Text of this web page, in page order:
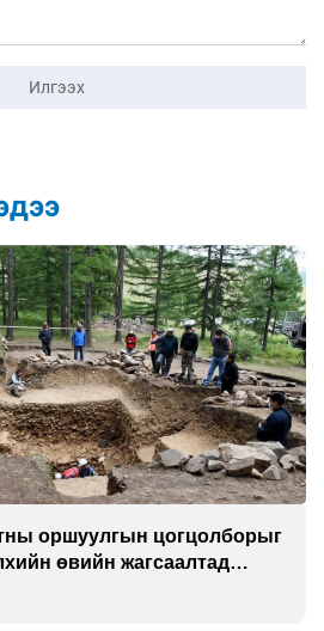
Илгээх
оршуулгын цогцолборыг
өвийн жагсаалтад